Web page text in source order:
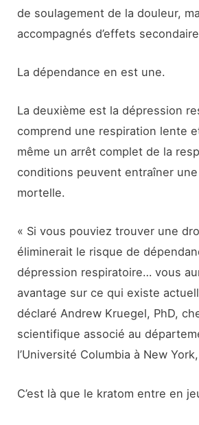
de soulagement de la douleur,
accompagnés d’effets
La dépendance en est une.
La deuxième est la dépression
comprend une respiration lente
même un arrêt complet de la
conditions peuvent entraîner
mortelle.
« Si vous pouviez trouver une
éliminerait le risque de
dépression respiratoire… vous
avantage sur ce qui existe
déclaré Andrew Kruegel, PhD,
scientifique associé au
l’Université Columbia à New
C’est là que le kratom entre en